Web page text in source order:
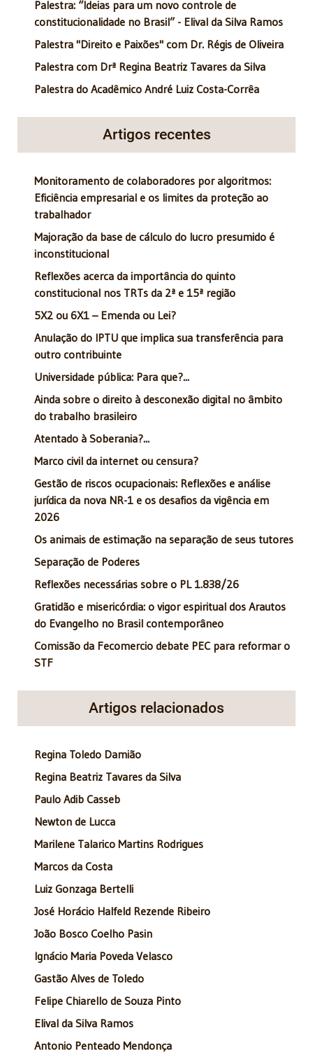
Palestra: “Ideias para um novo controle de
constitucionalidade no Brasil” - Elival da Silva Ramos
Palestra "Direito e Paixões" com Dr. Régis de Oliveira
Palestra com Drª Regina Beatriz Tavares da Silva
Palestra do Acadêmico André Luiz Costa-Corrêa
Artigos recentes
Monitoramento de colaboradores por algoritmos:
Eficiência empresarial e os limites da proteção ao
trabalhador
Majoração da base de cálculo do lucro presumido é
inconstitucional
Reflexões acerca da importância do quinto
constitucional nos TRTs da 2ª e 15ª região
5X2 ou 6X1 – Emenda ou Lei?
Anulação do IPTU que implica sua transferência para
outro contribuinte
Universidade pública: Para que?...
Ainda sobre o direito à desconexão digital no âmbito
do trabalho brasileiro
Atentado à Soberania?...
Marco civil da internet ou censura?
Gestão de riscos ocupacionais: Reflexões e análise
jurídica da nova NR-1 e os desafios da vigência em
2026
Os animais de estimação na separação de seus tutores
Separação de Poderes
Reflexões necessárias sobre o PL 1.838/26
Gratidão e misericórdia: o vigor espiritual dos Arautos
do Evangelho no Brasil contemporâneo
Comissão da Fecomercio debate PEC para reformar o
STF
Artigos relacionados
Regina Toledo Damião
Regina Beatriz Tavares da Silva
Paulo Adib Casseb
Newton de Lucca
Marilene Talarico Martins Rodrigues
Marcos da Costa
Luiz Gonzaga Bertelli
José Horácio Halfeld Rezende Ribeiro
João Bosco Coelho Pasin
Ignácio Maria Poveda Velasco
Gastão Alves de Toledo
Felipe Chiarello de Souza Pinto
Elival da Silva Ramos
Antonio Penteado Mendonça